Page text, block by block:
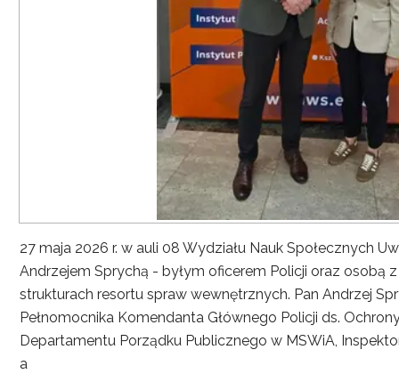
27 maja 2026 r. w auli 08 Wydziału Nauk Społecznych
Andrzejem Sprychą - byłym oficerem Policji oraz osobą
strukturach resortu spraw wewnętrznych. Pan Andrzej
Pełnomocnika Komendanta Głównego Policji ds.
Departamentu Porządku Publicznego w MSWiA,
a